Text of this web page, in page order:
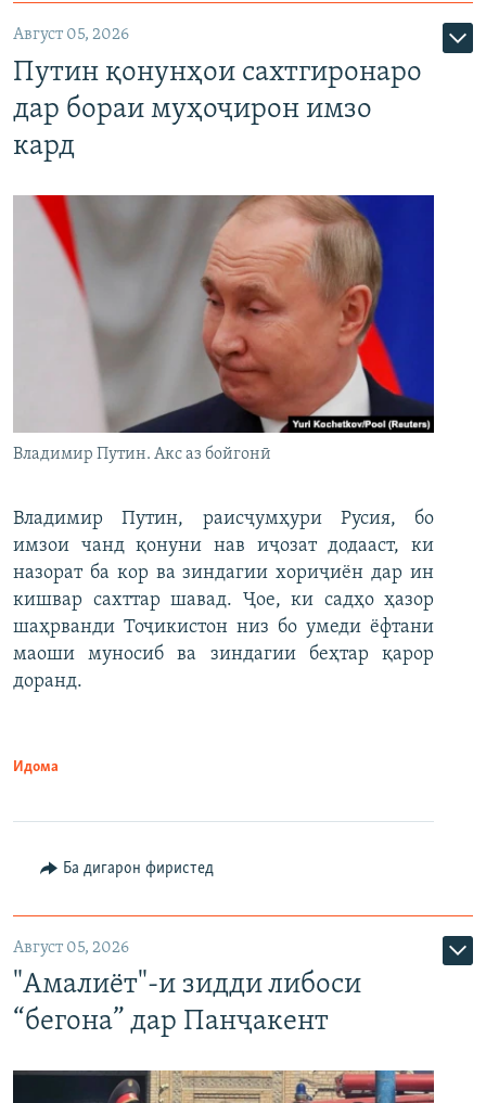
Август 05, 2026
Путин қонунҳои сахтгиронаро
дар бораи муҳоҷирон имзо
кард
Владимир Путин. Акс аз бойгонӣ
Владимир Путин, раисҷумҳури Русия, бо
имзои чанд қонуни нав иҷозат додааст, ки
назорат ба кор ва зиндагии хориҷиён дар ин
кишвар сахттар шавад. Ҷое, ки садҳо ҳазор
шаҳрванди Тоҷикистон низ бо умеди ёфтани
маоши муносиб ва зиндагии беҳтар қарор
доранд.
Идома
Ба дигарон фиристед
Август 05, 2026
"Амалиёт"-и зидди либоси
“бегона” дар Панҷакент